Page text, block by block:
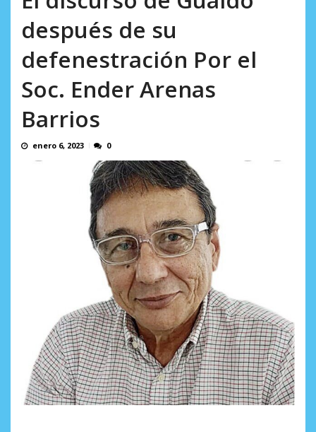
después de su
defenestración Por el
Soc. Ender Arenas
Barrios
enero 6, 2023 0